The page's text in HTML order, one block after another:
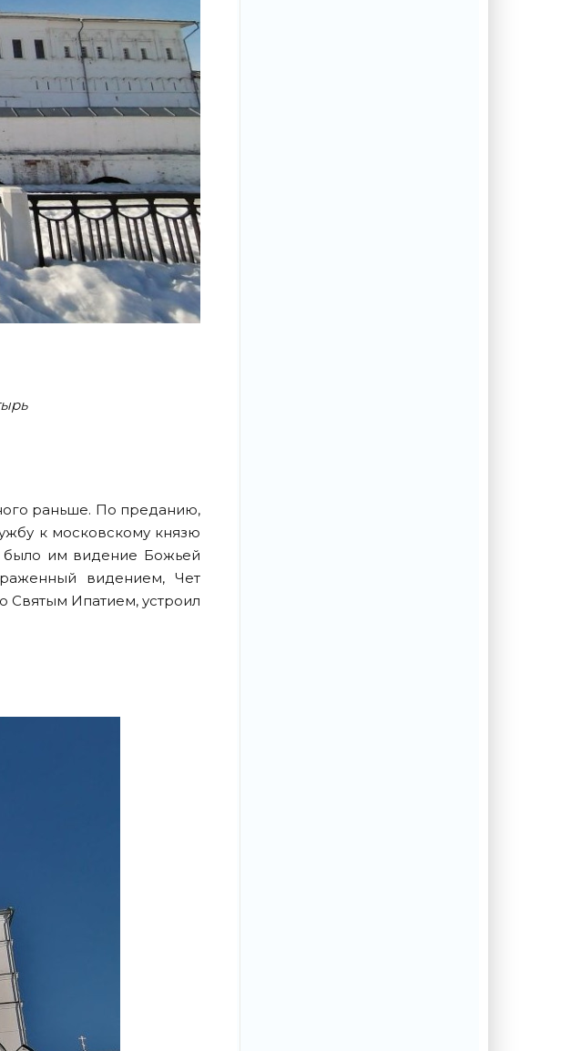
раньше. По преданию,
к московскому князю
было им видение Божьей
видением, Чет
Святым Ипатием, устроил